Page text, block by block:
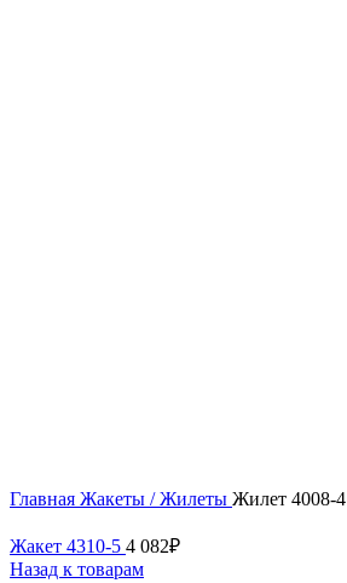
Главная Жакеты / Жилеты Жилет 4008-4
Жакет 4310-5 4 082₽
Назад к товарам